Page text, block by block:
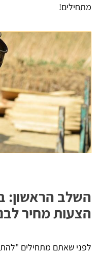
מתחילים!
השלב הראשון:
הצעות מחיר
לפני שאתם מתחילים